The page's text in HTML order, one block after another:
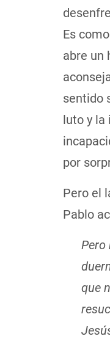
Es
abre un
sentido
luto y la
por
Pero el
Pablo
Pero
que